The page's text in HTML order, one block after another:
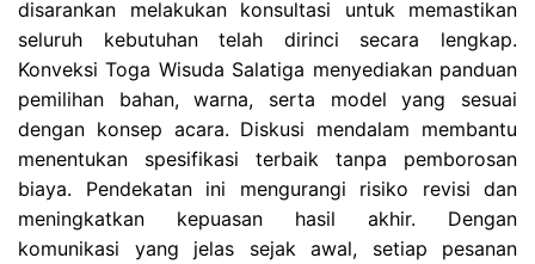
disarankan melakukan konsultasi untuk memastikan
seluruh kebutuhan telah dirinci secara lengkap.
Konveksi Toga Wisuda Salatiga menyediakan panduan
pemilihan bahan, warna, serta model yang sesuai
dengan konsep acara. Diskusi mendalam membantu
menentukan spesifikasi terbaik tanpa pemborosan
biaya. Pendekatan ini mengurangi risiko revisi dan
meningkatkan kepuasan hasil akhir. Dengan
komunikasi yang jelas sejak awal, setiap pesanan